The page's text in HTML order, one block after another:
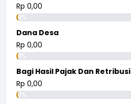
Rp 0,00
0%
Dana Desa
Rp 0,00
0%
Bagi Hasil Pajak Dan Retribusi
Rp 0,00
0%